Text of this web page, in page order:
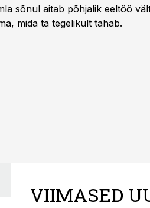
sõnul aitab põhjalik eeltöö
mida ta tegelikult tahab.
VIIMASED